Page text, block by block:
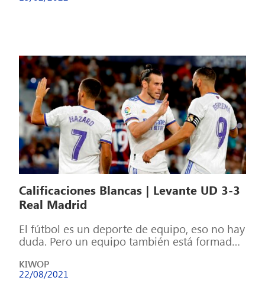
Calificaciones Blancas | Levante UD 3-3
Real Madrid
El fútbol es un deporte de equipo, eso no hay
duda. Pero un equipo también está formado
KIWOP
22/08/2021